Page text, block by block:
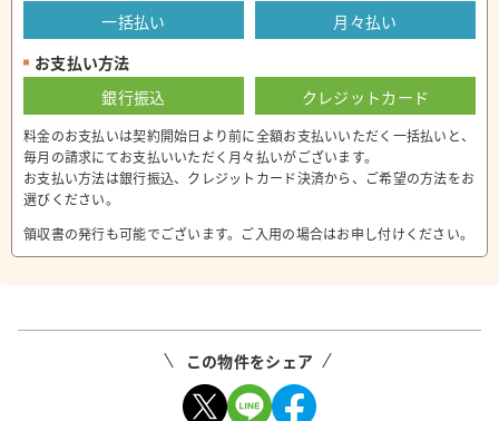
一括払い
月々払い
お支払い方法
銀行振込
クレジットカード
料金のお支払いは契約開始日より前に全額お支払いいただく一括払いと、
毎月の請求にてお支払いいただく月々払いがございます。
お支払い方法は銀行振込、クレジットカード決済から、ご希望の方法をお
選びください。
領収書の発行も可能でございます。ご入用の場合はお申し付けください。
この物件をシェア